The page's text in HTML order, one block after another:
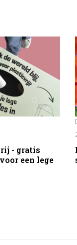
- gratis
een lege